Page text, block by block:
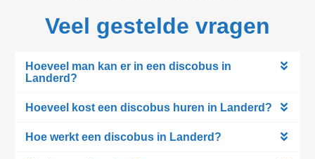
Veel gestelde vragen
Hoeveel man kan er in een discobus in
Landerd?
Hoeveel kost een discobus huren in Landerd?
Hoe werkt een discobus in Landerd?